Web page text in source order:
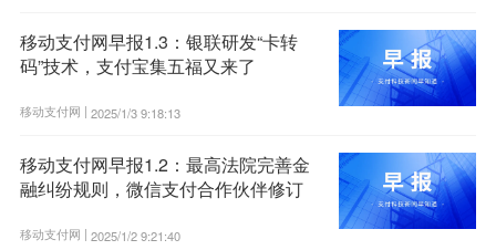
移动支付网早报1.3：银联研发“卡转
码”技术，支付宝集五福又来了
移动支付网 | 2025/1/3 9:18:13
移动支付网早报1.2：最高法院完善金
融纠纷规则，微信支付合作伙伴修订
移动支付网 | 2025/1/2 9:21:40